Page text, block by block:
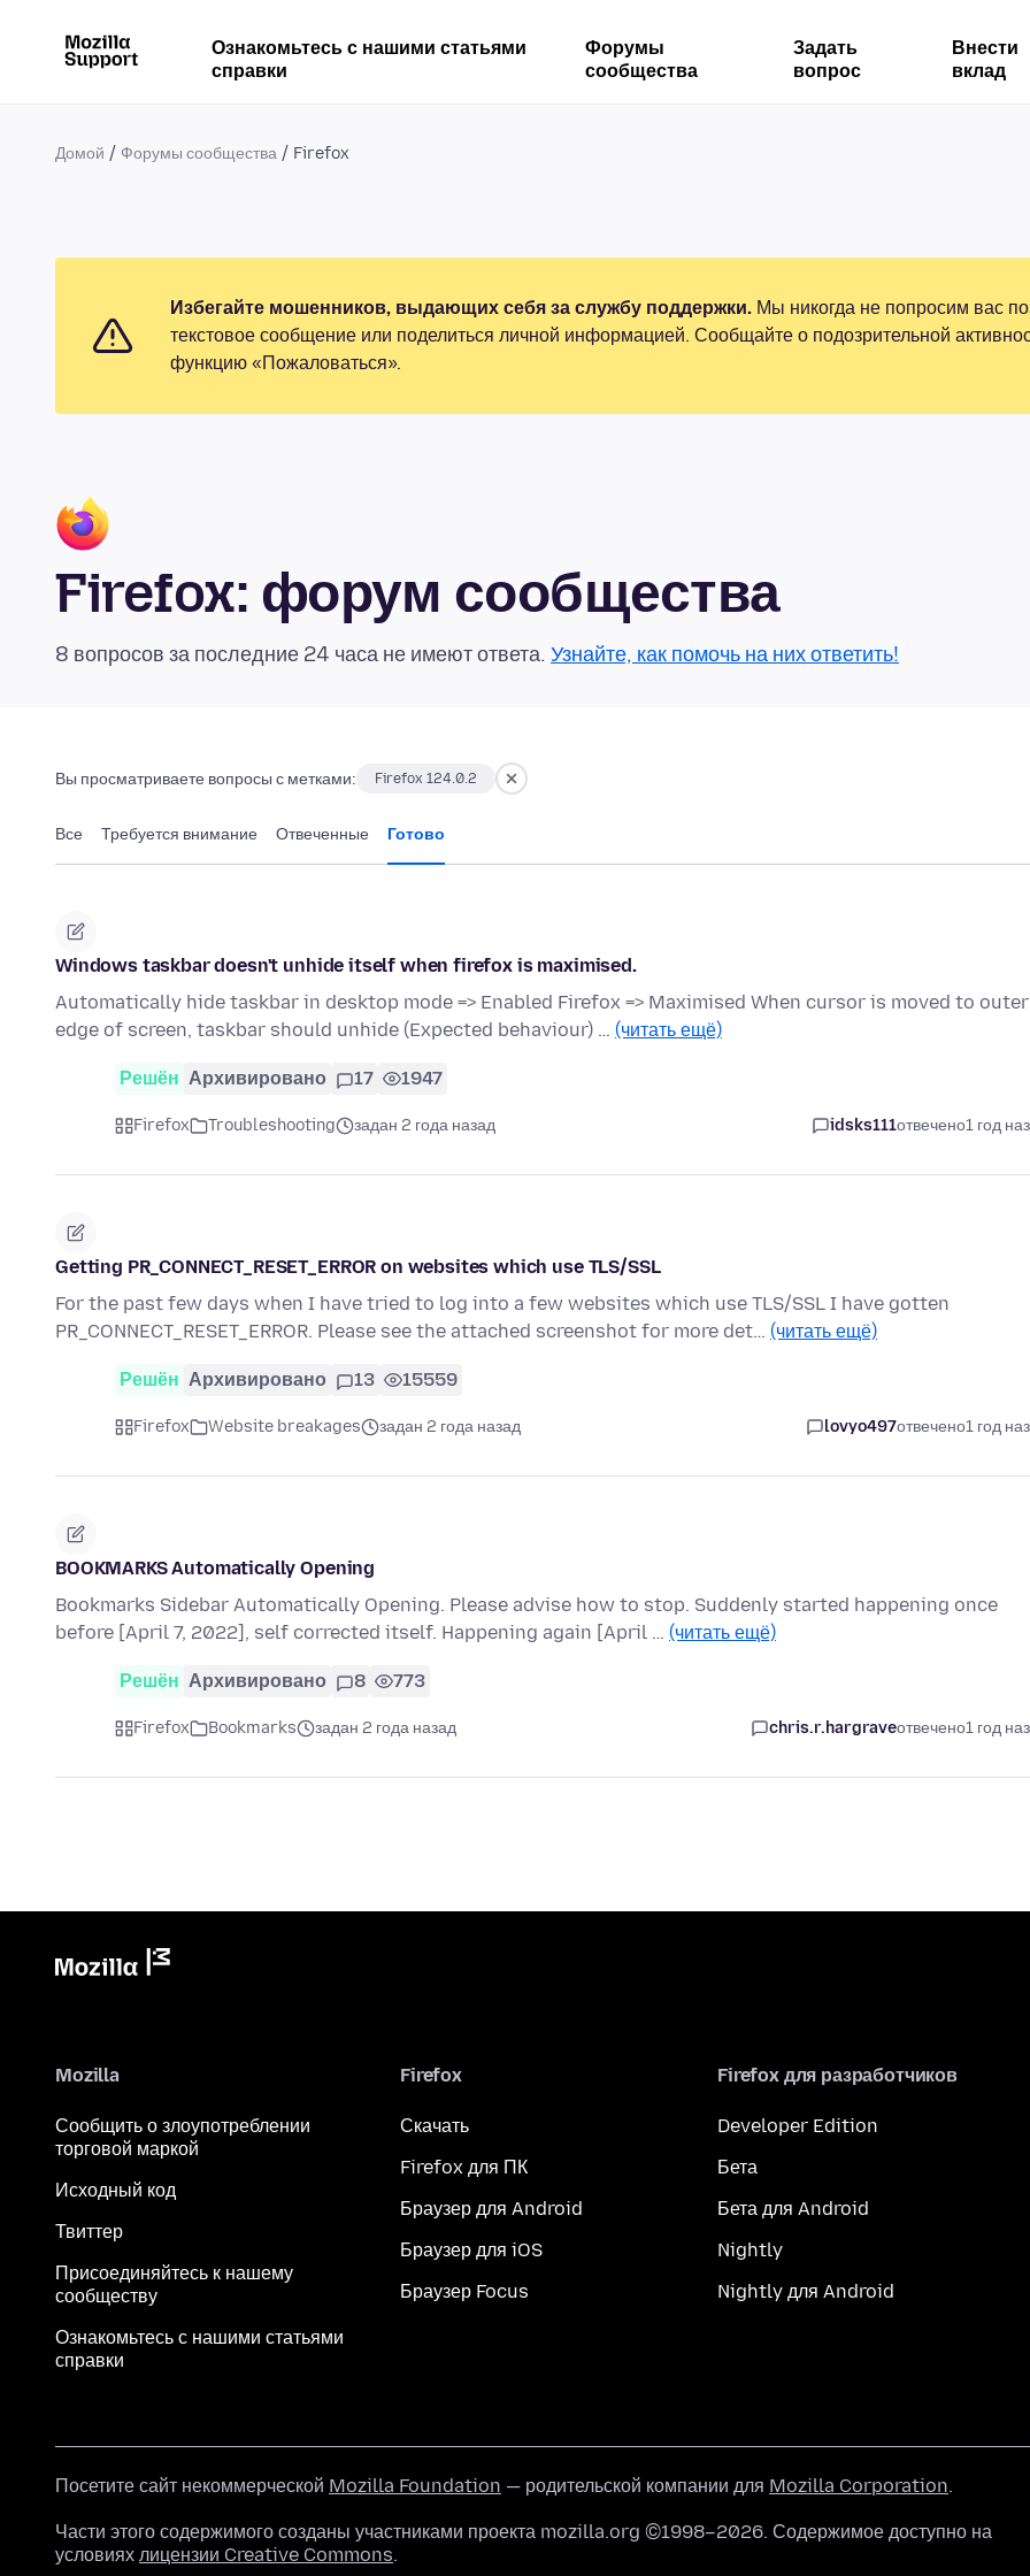
Ознакомьтесь с нашими статьями
справки
Форумы
сообщества
Задать
вопрос
Внести
вклад
Домой Форумы сообщества Firefox
Избегайте мошенников, выдающих себя за службу поддержки. Мы никогда не попросим вас
текстовое сообщение или поделиться личной информацией. Сообщайте о подозрительной
функцию «Пожаловаться».
Firefox: форум сообщества
8 вопросов за последние 24 часа не имеют ответа. Узнайте, как помочь на них ответить!
Вы просматриваете вопросы с метками: Firefox 124.0.2
Все Требуется внимание Отвеченные Готово
Windows taskbar doesn't unhide itself when firefox is maximised.
Automatically hide taskbar in desktop mode => Enabled Firefox => Maximised When cursor is moved to outer
edge of screen, taskbar should unhide (Expected behaviour) … (читать ещё)
Решён Архивировано 17 1947
Firefox Troubleshooting задан 2 года назад idsks111отвечено1 год
Getting PR_CONNECT_RESET_ERROR on websites which use TLS/SSL
For the past few days when I have tried to log into a few websites which use TLS/SSL I have gotten
PR_CONNECT_RESET_ERROR. Please see the attached screenshot for more det… (читать ещё)
Решён Архивировано 13 15559
Firefox Website breakages задан 2 года назад lovyo497отвечено1 год
BOOKMARKS Automatically Opening
Bookmarks Sidebar Automatically Opening. Please advise how to stop. Suddenly started happening once
before [April 7, 2022], self corrected itself. Happening again [April … (читать ещё)
Решён Архивировано 8 773
Firefox Bookmarks задан 2 года назад chris.r.hargraveотвечено1 год
Mozilla
Сообщить о злоупотреблении
торговой маркой
Исходный код
Твиттер
Присоединяйтесь к нашему
сообществу
Ознакомьтесь с нашими статьями
справки
Firefox
Скачать
Firefox для ПК
Браузер для Android
Браузер для iOS
Браузер Focus
Firefox для разработчиков
Developer Edition
Бета
Бета для Android
Nightly
Nightly для Android
Посетите сайт некоммерческой Mozilla Foundation — родительской компании для Mozilla Corporation.
Части этого содержимого созданы участниками проекта mozilla.org ©1998–2026. Содержимое доступно на
условиях лицензии Creative Commons.